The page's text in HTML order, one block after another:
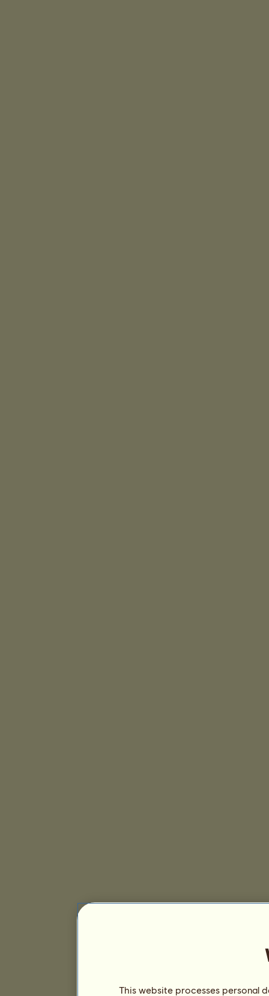
This website processes personal